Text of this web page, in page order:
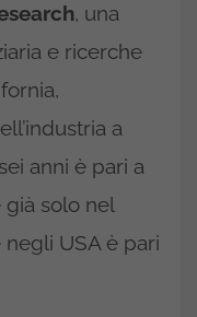
, una
e ricerche
a
anni è pari a
solo nel
USA è pari